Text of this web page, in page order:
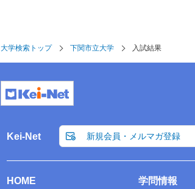
大学検索トップ 下関市立大学 入試結果
Kei-Net 新規会員・メルマガ登録
HOME 学問情報